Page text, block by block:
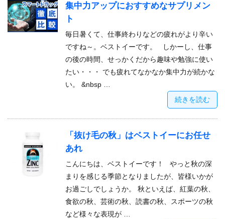
集中力アップにおすすめなサプリメン
ト
毎日暑くて、仕事終わりなどの疲れがより辛い
ですね～。ベストイーです。 しかーし、仕事
の後の時間、せっかくだから趣味や勉強に使い
たい・・・ でも疲れてなかなか集中力が続かな
い。 &nbsp …
続きを読む
「抜け毛の秋」はベストイーにお任せ
あれ
こんにちは、ベストイーです！ やっと秋の深
まりを感じる季節となりましたが、皆様いかが
お過ごしでしょうか。 秋といえば、紅葉の秋、
食欲の秋、芸術の秋、読書の秋、スポーツの秋
など様々な表現が …